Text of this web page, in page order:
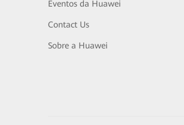
Eventos da Huawei
Contact Us
Sobre a Huawei